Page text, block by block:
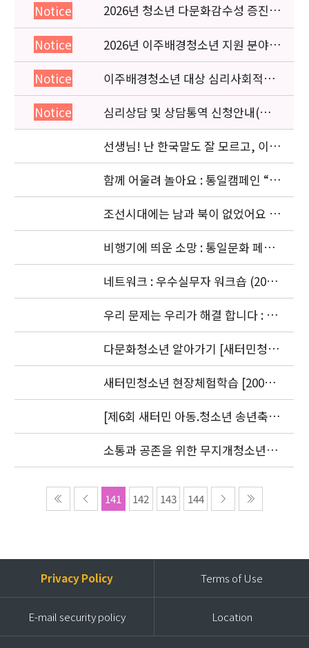
Notice
2026년 청소년 다문화감수성 증진
프로그램 「다가감」신청기관 안내
Notice
2026년 이주배경청소년 지원 분야
종사자 역량강화 교육 일정 안내
Notice
이주배경청소년 대상 심리사회적응
검사 연수동영상 개편 안내
Notice
심리상담 및 상담통역 신청안내(의뢰
서첨부)
선생님! 난 한국말도 잘 모르고, 이젠
몽골말도 잘 모르겠어요: 이주청소년
관련
함께 어울려 놀아요 : 통일캠페인 “얼
싸안고” 공동주최 (2006. 11.5)
조선시대에는 남과 북이 없었어요 :
경복궁 돌아보기 (2006. 10. 4)
비행기에 띄운 소망 : 통일문화 페스
티벌 [남북청소년대화] (2006. 9.18-
9.20)
네트워크 : 우수실무자 워크숍 (2006.
9. 18 ~ 9. 22)
우리 문제는 우리가 해결 합니다 : 청
소년기획단의 활동 (2006. 8.24-
9.20)
다문화청소년 알아가기 [새터민청소
년] 편 발간(2006. 7.25)
새터민청소년 현장체험학습 [2006.
8. 30-31]
[제6회 새터민 아동.청소년 송년축
제] 2006 더 크고 싶은 아이들
소통과 공존을 위한 무지개청소년센
터 세미나 2006 언론보도자료
141 142 143 144
Privacy Policy Terms of Use
E-mail security policy Location